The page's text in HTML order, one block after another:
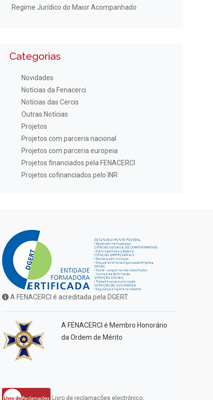
Regime Jurídico do Maior Acompanhado
Categorias
Novidades
Notícias da Fenacerci
Notícias das Cercis
Outras Notícias
Projetos
Projetos com parceria nacional
Projetos com parceria europeia
Projetos financiados pela FENACERCI
Projetos cofinanciados pelo INR
A FENACERCI é acreditada pela DGERT
A FENACERCI é Membro Honorário
da Ordem de Mérito
Livro de reclamações electrónico.